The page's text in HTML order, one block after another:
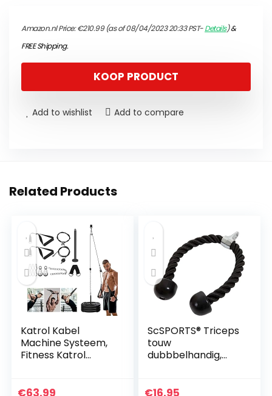
Amazon.nl Price:€210.99(as of 08/04/2023 20:33 PST-Details)&
FREE Shipping.
KOOP PRODUCT
Add to wishlist Add to compare
Related Products
Katrol Kabel
Machine Systeem,
Fitness Katrol
Stalen Touw DIY
€63.99
ScSPORTS® Triceps
touw
dubbbelhandig,
68 cm lang, Voor
€16.95